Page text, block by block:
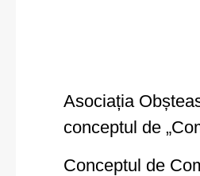
Asociația
conceptul de
Conceptul de